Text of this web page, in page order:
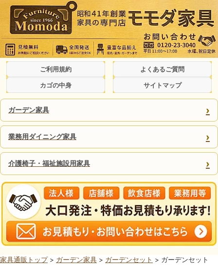
ご利用規約 よくあるご質問
カゴの中身 サイトマップ
ガーデン家具 ›
業務用ダイニング家具 ›
介護椅子・福祉施設用家具 ›
家具通販トップ> ガーデン家具 > ガーデンセット > ガーデンセット